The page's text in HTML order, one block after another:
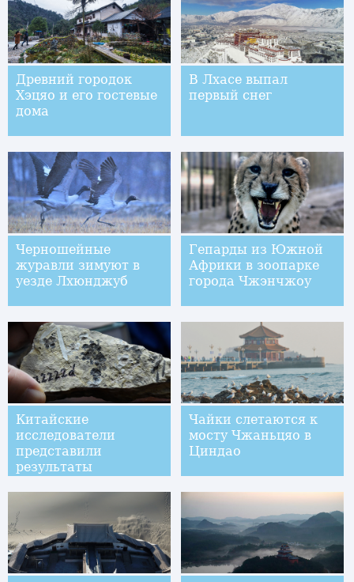
Древний городок
Хэцяо и его гостевые
дома
В Лхасе выпал
первый снег
Черношейные
журавли зимуют в
уезде Лхюнджуб
Гепарды из Южной
Африки в зоопарке
города Чжэнчжоу
Китайские
исследователи
представили
результаты
возрастом 174
миллиона лет
Чайки слетаются к
мосту Чжаньцяо в
Циндао